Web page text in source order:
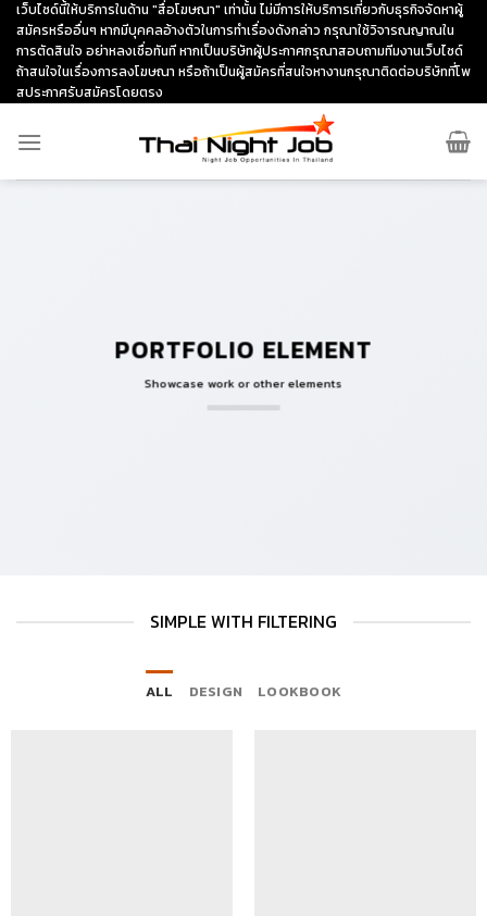
Skip
content
เว็บไซด์นี้ให้บริการในด้าน "สื่อโฆษณา" เท่านั้น ไม่มีการให้บริการเกี่ยวกับธุรกิจจัดหาผู้
สมัครหรืออื่นๆ หากมีบุคคลอ้างตัวในการทำเรื่องดังกล่าว กรุณาใช้วิจารณญาณใน
การตัดสินใจ อย่าหลงเชื่อทันที หากเป็นบริษัทผู้ประกาศกรุณาสอบถามทีมงานเว็บไซด์
ถ้าสนใจในเรื่องการลงโฆษณา หรือถ้าเป็นผู้สมัครที่สนใจหางานกรุณาติดต่อบริษัทที่โพ
สประกาศรับสมัครโดยตรง
PORTFOLIO ELEMENT
Showcase work or other elements
SIMPLE WITH FILTERING
ALL DESIGN LOOKBOOK